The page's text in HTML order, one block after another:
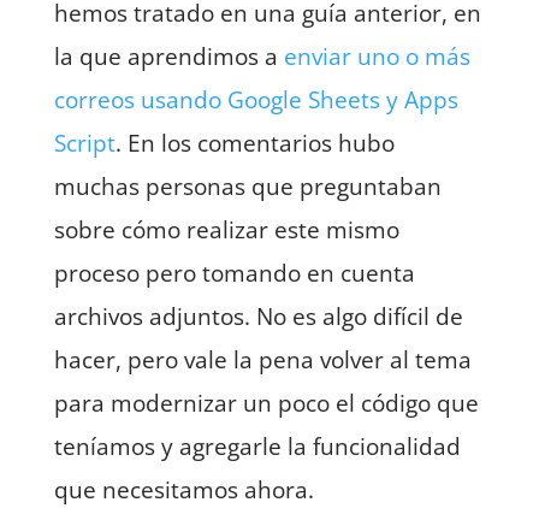
hemos tratado en una guía anterior, en
la que aprendimos a enviar uno o más
correos usando Google Sheets y Apps
Script. En los comentarios hubo
muchas personas que preguntaban
sobre cómo realizar este mismo
proceso pero tomando en cuenta
archivos adjuntos. No es algo difícil de
hacer, pero vale la pena volver al tema
para modernizar un poco el código que
teníamos y agregarle la funcionalidad
que necesitamos ahora.